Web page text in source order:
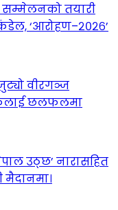
तयारी
‘आरोहण–२०२६’
वीरगञ्ज
छलफलमा
उठ्छ’ नारासहित
मैदानमा।